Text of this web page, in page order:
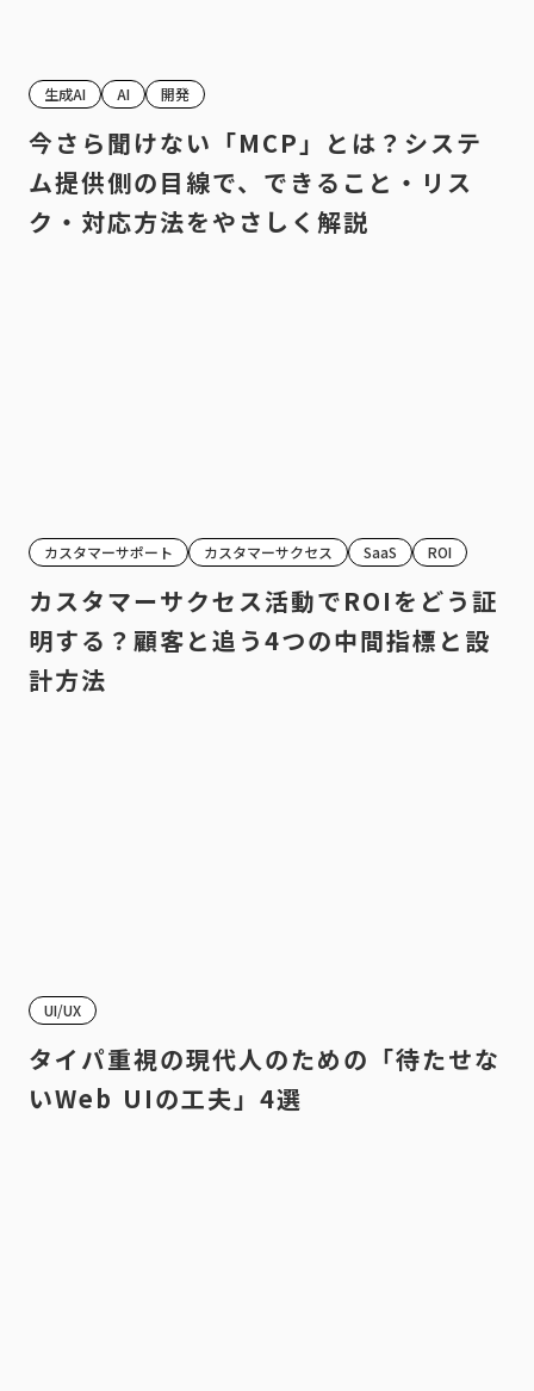
生成AI AI 開発
今さら聞けない「MCP」とは？システ
ム提供側の目線で、できること・リス
ク・対応方法をやさしく解説
カスタマーサポート カスタマーサクセス SaaS ROI
カスタマーサクセス活動でROIをどう証
明する？顧客と追う4つの中間指標と設
計方法
UI/UX
タイパ重視の現代人のための「待たせな
いWeb UIの工夫」4選